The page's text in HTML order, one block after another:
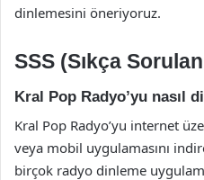
dinlemesini öneriyoruz.
SSS (Sıkça
Kral Pop Radyo’yu nasıl
Kral Pop Radyo’yu internet
veya mobil uygulamasını
birçok radyo dinleme